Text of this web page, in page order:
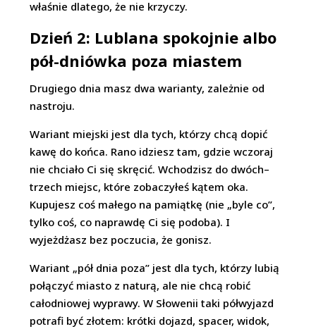
właśnie dlatego, że nie krzyczy.
Dzień 2: Lublana spokojnie albo
pół-dniówka poza miastem
Drugiego dnia masz dwa warianty, zależnie od
nastroju.
Wariant miejski jest dla tych, którzy chcą dopić
kawę do końca. Rano idziesz tam, gdzie wczoraj
nie chciało Ci się skręcić. Wchodzisz do dwóch–
trzech miejsc, które zobaczyłeś kątem oka.
Kupujesz coś małego na pamiątkę (nie „byle co”,
tylko coś, co naprawdę Ci się podoba). I
wyjeżdżasz bez poczucia, że gonisz.
Wariant „pół dnia poza” jest dla tych, którzy lubią
połączyć miasto z naturą, ale nie chcą robić
całodniowej wyprawy. W Słowenii taki półwyjazd
potrafi być złotem: krótki dojazd, spacer, widok,